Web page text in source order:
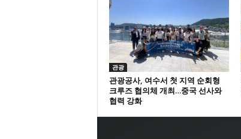
관광
관광공사, 여수서 첫 지역 순회형
크루즈 협의체 개최…중국 선사와
협력 강화